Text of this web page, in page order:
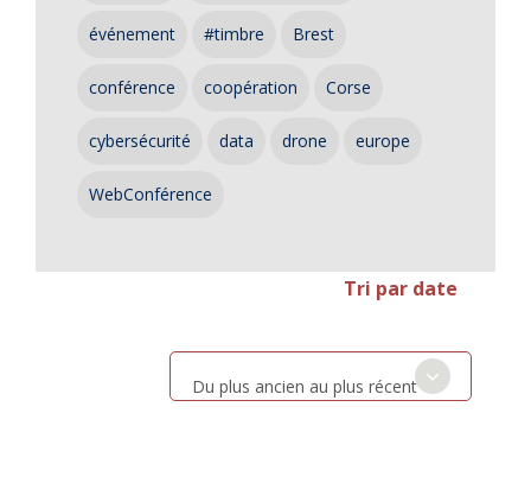
événement #timbre Brest
conférence coopération Corse
cybersécurité data drone europe
WebConférence
Tri par date
Du plus ancien au plus récent